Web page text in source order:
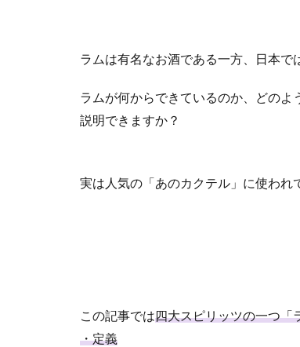
ラムは有名なお酒である一方、日本で
ラムが何からできているのか、どのよ
説明できますか？
実は人気の「あのカクテル」に使われ
この記事では四大スピリッツの一つ「
・定義